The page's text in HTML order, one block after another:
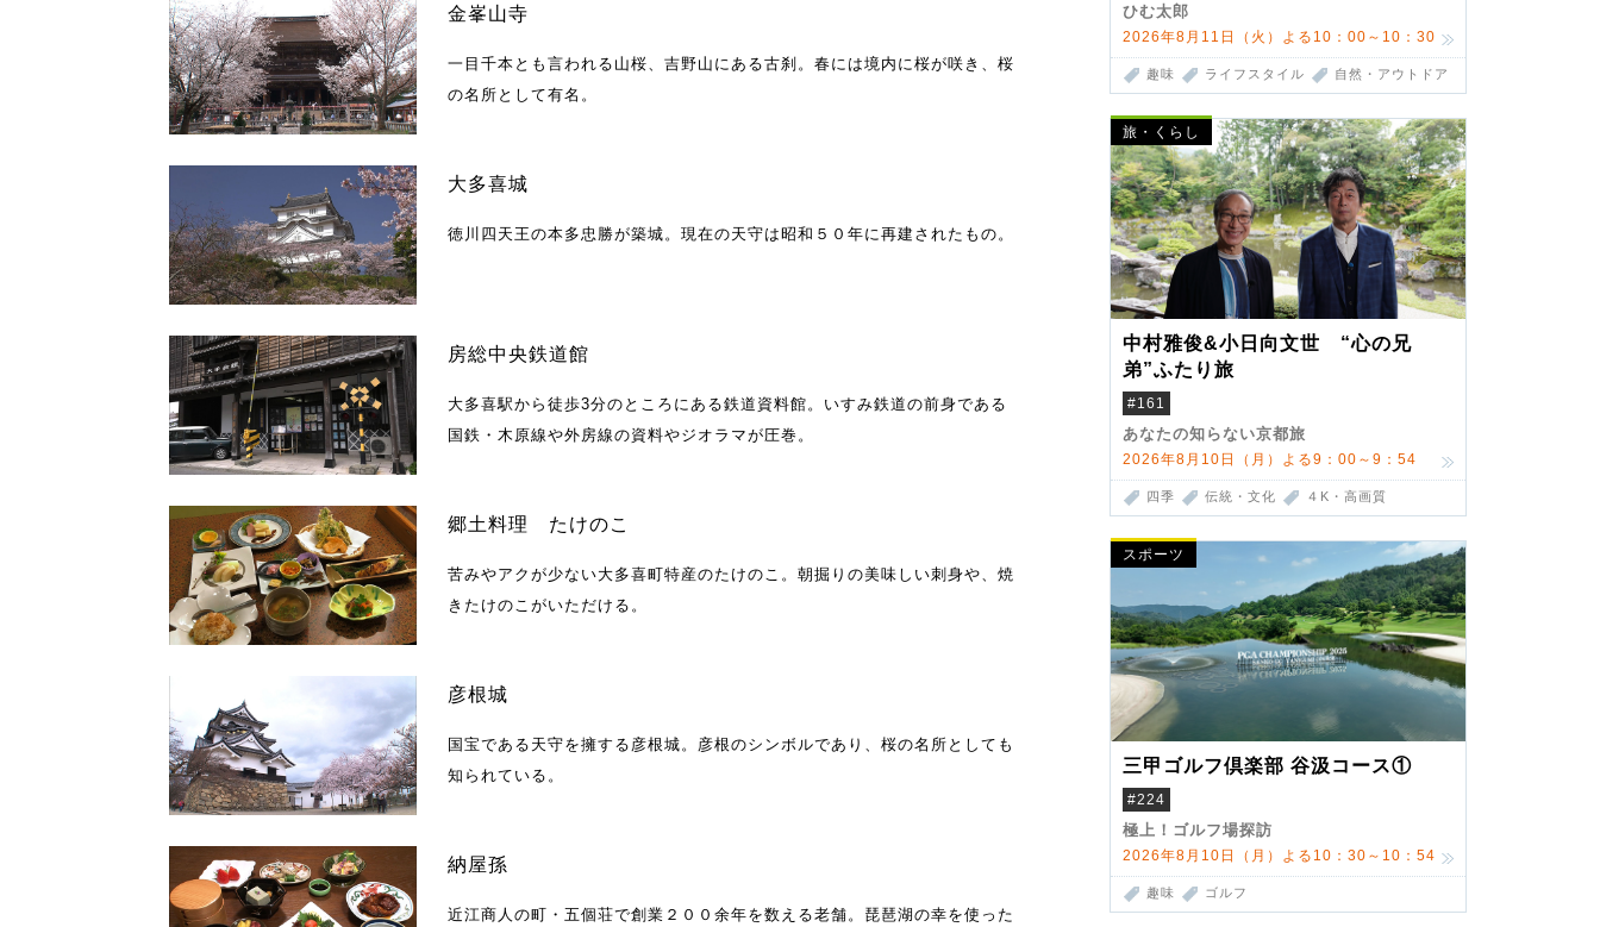
ひむ太郎
2026年8月11日（火）よる10：00～10：30
趣味 ライフスタイル 自然・アウトドア
旅・くらし
中村雅俊&小日向文世 “心の兄
弟”ふたり旅
#161
あなたの知らない京都旅
2026年8月10日（月）よる9：00～9：54
四季 伝統・文化 ４K・高画質
スポーツ
三甲ゴルフ倶楽部 谷汲コース①
#224
極上！ゴルフ場探訪
2026年8月10日（月）よる10：30～10：54
趣味 ゴルフ
金峯山寺
一目千本とも言われる山桜、吉野山にある古刹。春には境内に桜が咲き、桜
の名所として有名。
大多喜城
徳川四天王の本多忠勝が築城。現在の天守は昭和５０年に再建されたもの。
房総中央鉄道館
大多喜駅から徒歩3分のところにある鉄道資料館。いすみ鉄道の前身である
国鉄・木原線や外房線の資料やジオラマが圧巻。
郷土料理 たけのこ
苦みやアクが少ない大多喜町特産のたけのこ。朝掘りの美味しい刺身や、焼
きたけのこがいただける。
彦根城
国宝である天守を擁する彦根城。彦根のシンボルであり、桜の名所としても
知られている。
納屋孫
近江商人の町・五個荘で創業２００余年を数える老舗。琵琶湖の幸を使った